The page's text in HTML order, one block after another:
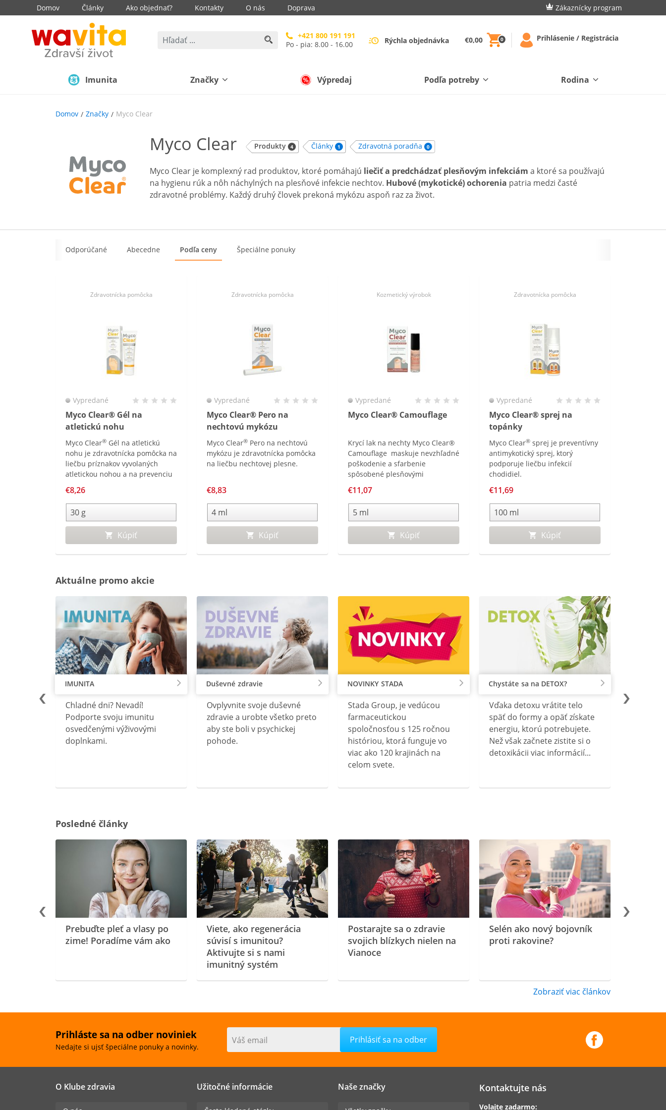
Domov Články Ako objednať? Kontakty O nás Doprava Zákaznícky program
+421 800 191 191
Po - pia: 8.00 - 16.00
Rýchla objednávka €0,00 0 Prihlásenie / Registrácia
Imunita Značky Výpredaj Podľa potreby Rodina
Domov Značky Myco Clear
Myco Clear Produkty 4 Články 1 Zdravotná poradňa 0
Myco Clear je komplexný rad produktov, ktoré pomáhajú liečiť a predchádzať plesňovým infekciám a ktoré sa používajú
na hygienu rúk a nôh náchylných na plesňové infekcie nechtov. Hubové (mykotické) ochorenia patria medzi časté
zdravotné problémy. Každý druhý človek prekoná mykózu aspoň raz za život.
Odporúčané Abecedne Podľa ceny Špeciálne ponuky
Zdravotnícka pomôcka
Myco Clear® Gél na
atletickú nohu
Vypredané
Myco Clear® Gél na atletickú
nohu je zdravotnícka pomôcka na
liečbu príznakov vyvolaných
atletickou nohou a na prevenciu
€8,26
Kúpiť
Zdravotnícka pomôcka
Myco Clear® Pero na
nechtovú mykózu
Vypredané
Myco Clear® Pero na nechtovú
mykózu je zdravotnícka pomôcka
na liečbu nechtovej plesne.
€8,83
Kúpiť
Kozmetický výrobok
Myco Clear® Camouflage
Vypredané
Krycí lak na nechty Myco Clear®
Camouflage maskuje nevzhľadné
poškodenie a sfarbenie
spôsobené plesňovými
stavmi.
€11,07
Kúpiť
Zdravotnícka pomôcka
Myco Clear® sprej na
topánky
Vypredané
Myco Clear® sprej je preventívny
antimykotický sprej, ktorý
podporuje liečbu infekcií
chodidiel.
€11,69
Kúpiť
Aktuálne promo akcie
IMUNITA
Chladné dni? Nevadí!
Podporte svoju imunitu
osvedčenými výživovými
doplnkami.
Duševné zdravie
Ovplyvnite svoje duševné
zdravie a urobte všetko preto
aby ste boli v psychickej
pohode.
NOVINKY STADA
Stada Group, je vedúcou
farmaceutickou
spoločnosťou s 125 ročnou
históriou, ktorá funguje vo
viac ako 120 krajinách na
celom svete.
Chystáte sa na DETOX?
Vďaka detoxu vrátite telo
späť do formy a opäť získate
energiu, ktorú potrebujete.
Než však začnete zistite si o
detoxikácii viac informácií...
Posledné články
Prebuďte pleť a vlasy po
zime! Poradíme vám ako
Viete, ako regenerácia
súvisí s imunitou?
Aktivujte si s nami
imunitný systém
Postarajte sa o zdravie
svojich blízkych nielen na
Vianoce
Selén ako nový bojovník
proti rakovine?
Zobraziť viac článkov
Prihláste sa na odber noviniek
Nedajte si ujsť špeciálne ponuky a novinky.
Váš email
O Klube zdravia Užitočné informácie Naše značky Kontaktujte nás
Volajte zadarmo: